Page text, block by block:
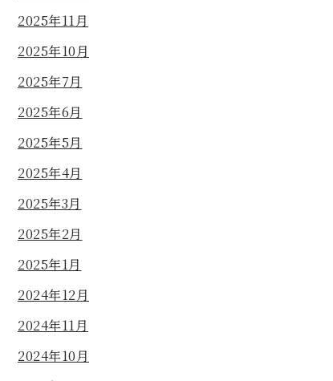
2025年11月
2025年10月
2025年7月
2025年6月
2025年5月
2025年4月
2025年3月
2025年2月
2025年1月
2024年12月
2024年11月
2024年10月